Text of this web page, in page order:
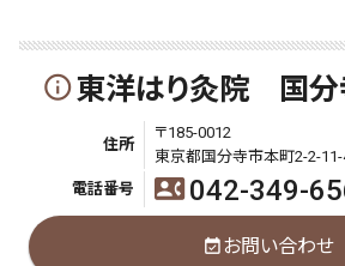
info_outline東洋はり灸院 国分
住所
〒185-0012
東京都国分寺市本町2-2-11-
電話番号
contact_phone 042-349-
event_availableお問い合わせ